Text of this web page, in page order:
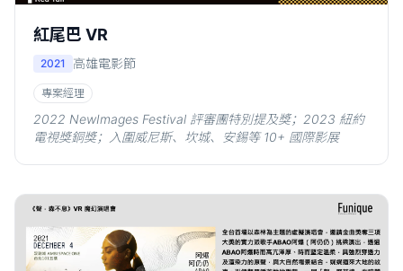
紅尾巴 VR
2021 高雄電影節
專案經理
2022 NewImages Festival 評審團特別提及獎；2023 紐約
電視獎銅獎；入圍威尼斯、坎城、安錫等 10+ 國際影展